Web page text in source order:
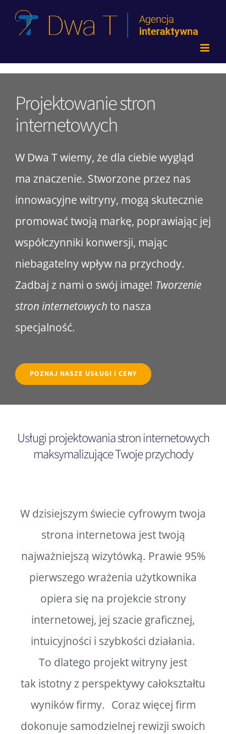
Przejdź
Projektowanie stron
internetowych
W Dwa T wiemy, że dla ciebie wygląd
ma znaczenie. Stworzone przez nas
innowacyjne witryny, mogą skutecznie
promować twoją markę, poprawiając jej
współczynniki konwersji, mając
niebagatelny wpływ na przychody.
Zadbaj z nami o swój image! Tworzenie
stron internetowych to nasza
specjalność.
POZNAJ NASZE USŁUGI I CENY
Usługi projektowania stron internetowych
maksymalizujące Twoje przychody
W dzisiejszym świecie cyfrowym twoja
strona internetowa jest twoją
najważniejszą wizytówką. Prawie 95%
pierwszego wrażenia użytkownika
opiera się na projekcie strony
internetowej, jej szacie graficznej,
intuicyjności i szybkości działania.
To dlatego projekt witryny jest
tak istotny z perspektywy całokształtu
wyników firmy. Coraz więcej firm
dokonuje samodzielnej rewizji swoich